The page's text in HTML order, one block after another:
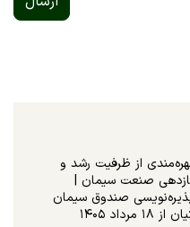
از ظرفیت رشد و
صنعت سیمان |
صندوق سیمان
از ۱۸ مرداد ۱۴۰۵